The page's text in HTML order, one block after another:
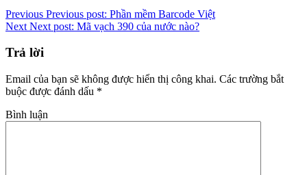
Previous Previous post: Phần mềm Barcode Việt
Next Next post: Mã vạch 390 của nước nào?
Trả lời
Email của bạn sẽ không được hiển thị công khai. Các trường bắt
buộc được đánh dấu *
Bình luận